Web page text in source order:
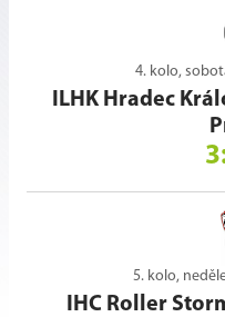
4. kolo,
ILHK Hradec
5. kolo,
IHC Roller